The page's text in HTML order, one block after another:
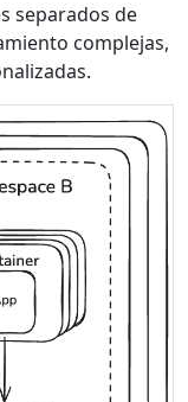
separados de
complejas,